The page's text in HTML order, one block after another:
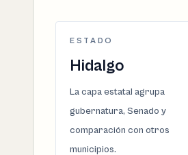
ESTADO
Hidalgo
La capa estatal agrupa
gubernatura, Senado y
comparación con otros
municipios.